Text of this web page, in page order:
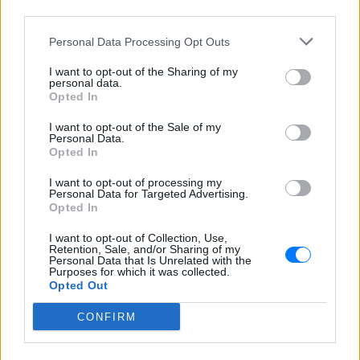
Personal Data Processing Opt Outs
I want to opt-out of the Sharing of my
personal data.
Opted In
I want to opt-out of the Sale of my
Personal Data.
Opted In
I want to opt-out of processing my
Personal Data for Targeted Advertising.
Opted In
I want to opt-out of Collection, Use,
Retention, Sale, and/or Sharing of my
Personal Data that Is Unrelated with the
Purposes for which it was collected.
Opted Out
CONFIRM
ΔΕΙΤΕ ΕΠΙΣΗΣ
ΣΤΗΝ ΙΔΙΑ ΚΑΤΗΓΟΡΙΑ
Πάνω από 45.000 διελεύσεις
Μαζική άφιξη τουριστών από